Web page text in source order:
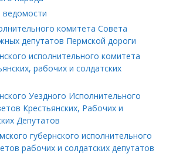
ведомости
комитета Совета
депутатов Пермской дороги
исполнительного комитета
рабочих и солдатских
Уездного Исполнительного
Крестьянских, Рабочих и
Депутатов
губернского исполнительного
рабочих и солдатских депутатов